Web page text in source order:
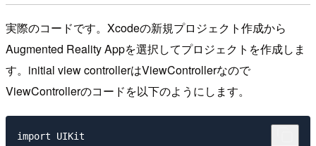
実際のコードです。Xcodeの新規プロジェクト作成から
Augmented Reality Appを選択してプロジェクトを作成しま
す。initial view controllerはViewControllerなので
ViewControllerのコードを以下のようにします。
import UIKit